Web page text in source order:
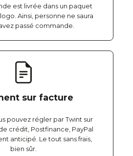
est livrée dans un paquet
Ainsi, personne ne saura
passé commande.
sur facture
pouvez régler par Twint sur
crédit, Postfinance, PayPal
anticipé. Le tout sans frais,
bien sûr.